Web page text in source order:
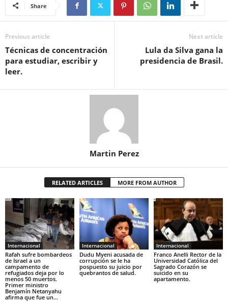
Share
Previous article
Técnicas de concentración
para estudiar, escribir y
leer.
Next article
Lula da Silva gana la
presidencia de Brasil.
Martin Perez
RELATED ARTICLES MORE FROM AUTHOR
Internacional
Rafah sufre bombardeos
de Israel a un
campamento de
refugiados deja por lo
menos 50 muertos.
Primer ministro
Benjamín Netanyahu
afirma que fue un...
Internacional
Dudu Myeni acusada de
corrupción se le ha
pospuesto su juicio por
quebrantos de salud.
Internacional
Franco Anelli Rector de la
Universidad Católica del
Sagrado Corazón se
suicido en su
apartamento.